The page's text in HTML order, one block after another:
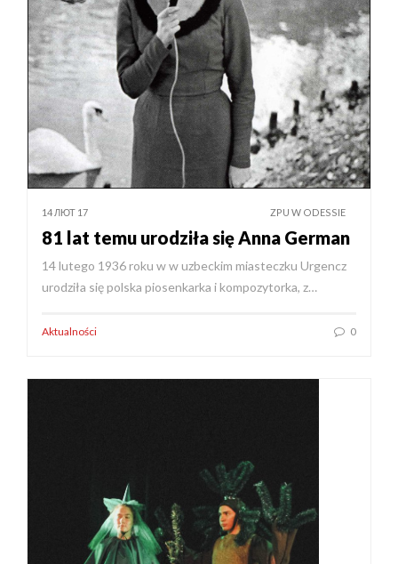
14 ЛЮТ 17 ZPU W ODESSIE
81 lat temu urodziła się Anna German
14 lutego 1936 roku w w uzbeckim miasteczku Urgencz
urodziła się polska piosenkarka i kompozytorka, z…
Aktualności 0